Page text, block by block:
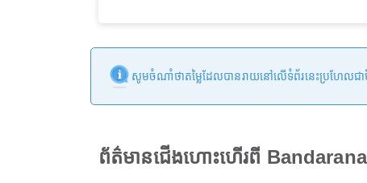
សូមចំណាំថាតម្លៃដែលបានរាយនៅលើទំព័រនេះប្រហែលជ
ព័ត៌មានជើងហោះហើរពី